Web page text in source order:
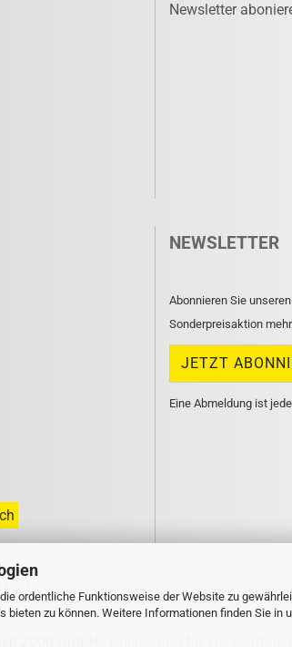
ordentliche Funktionsweise der Website zu
zu können. Weitere Informationen finden Sie in
Newsletter
FAQ.
NEWSLETTER
Abonnieren Sie
Sonderpreisaktion
Eine Abmeldung ist